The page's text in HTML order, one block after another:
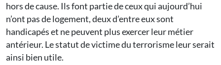
hors de cause. Ils font partie de ceux qui aujourd’hui
n’ont pas de logement, deux d’entre eux sont
handicapés et ne peuvent plus exercer leur métier
antérieur. Le statut de victime du terrorisme leur serait
ainsi bien utile.